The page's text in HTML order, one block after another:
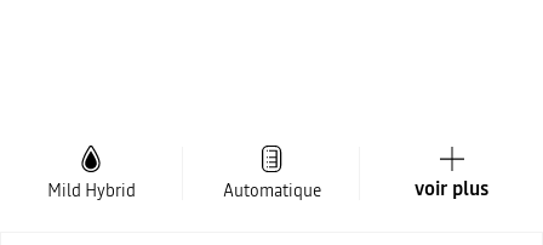
Mild Hybrid Automatique voir plus